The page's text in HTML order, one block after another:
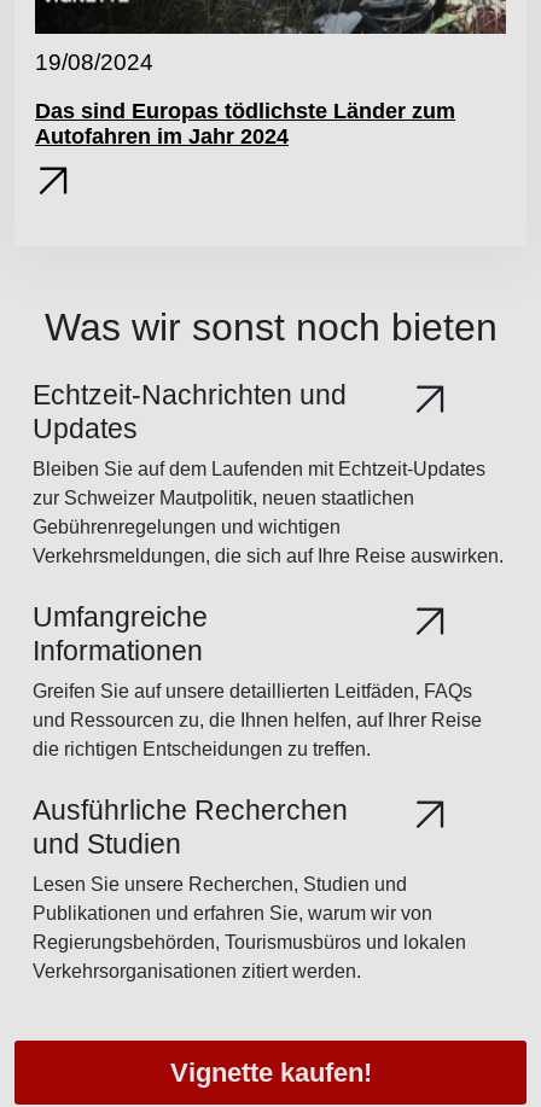
19/08/2024
Das sind Europas tödlichste Länder zum
Autofahren im Jahr 2024
Was wir sonst noch bieten
Echtzeit-Nachrichten und
Updates
Bleiben Sie auf dem Laufenden mit Echtzeit-Updates
zur Schweizer Mautpolitik, neuen staatlichen
Gebührenregelungen und wichtigen
Verkehrsmeldungen, die sich auf Ihre Reise auswirken.
Umfangreiche
Informationen
Greifen Sie auf unsere detaillierten Leitfäden, FAQs
und Ressourcen zu, die Ihnen helfen, auf Ihrer Reise
die richtigen Entscheidungen zu treffen.
Ausführliche Recherchen
und Studien
Lesen Sie unsere Recherchen, Studien und
Publikationen und erfahren Sie, warum wir von
Regierungsbehörden, Tourismusbüros und lokalen
Verkehrsorganisationen zitiert werden.
Vignette kaufen!